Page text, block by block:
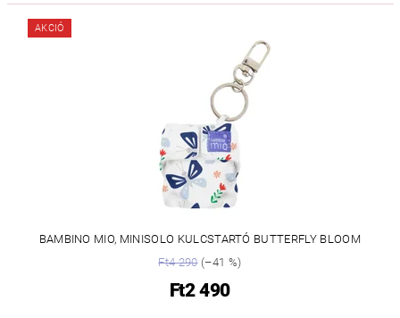
AKCIÓ
BAMBINO MIO, MINISOLO KULCSTARTÓ BUTTERFLY BLOOM
Ft4 290(–41 %)
Ft2 490